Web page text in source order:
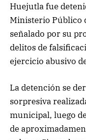
Huejutla fue
Ministerio Público
señalado por su
delitos de
ejercicio abusivo
La detención se
sorpresiva
municipal, luego
de